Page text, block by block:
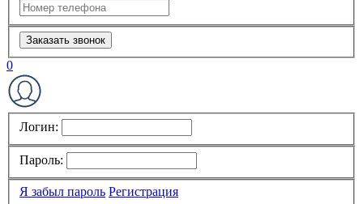
Заказать звонок
0
Логин:
Пароль:
Я забыл пароль Регистрация